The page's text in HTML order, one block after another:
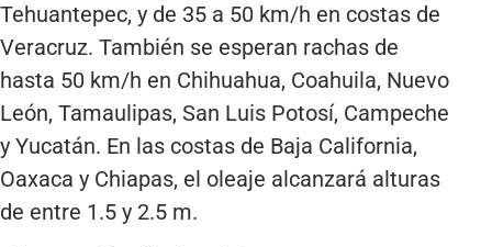
Tehuantepec, y de 35 a 50 km/h en costas de
Veracruz. También se esperan rachas de
hasta 50 km/h en Chihuahua, Coahuila, Nuevo
León, Tamaulipas, San Luis Potosí, Campeche
y Yucatán. En las costas de Baja California,
Oaxaca y Chiapas, el oleaje alcanzará alturas
de entre 1.5 y 2.5 m.